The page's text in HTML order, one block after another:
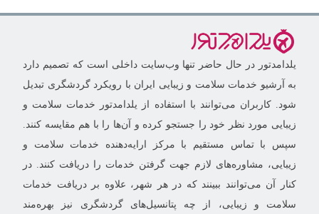
یلدامدتور در حال حاضر تنها وب‌سایت داخلی است که تصمیم دارد
به آرشیو خدمات سلامت و زیبایی ایران با رویکرد گردشگری تبدیل
شود. کاربران می‌توانند با استفاده از یلدامدتور خدمات سلامت و
زیبایی مورد نظر خود را جستجو کرده و آن‌ها را با هم مقایسه کنند.
سپس با تماس مستقیم با مرکز ارایه‌دهنده خدمات سلامت و
زیبایی، مشاوره‌های لازم جهت گرفتن خدمات را دریافت کنند. در
کنار آن می‌توانند ببینند که در هر شهر، علاوه بر دریافت خدمات
سلامت و زیبایی، از چه پتانسیل‌های گردشگری نیز بهره‌مند